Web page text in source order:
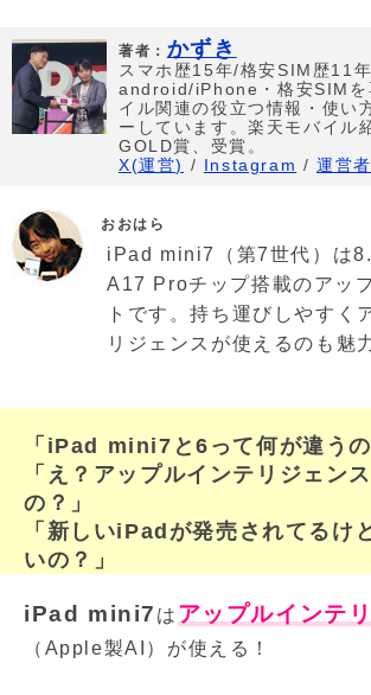
著者： かずき
スマホ歴15年/格安SIM歴11年
android/iPhone・格安SIMを
イル関連の役立つ情報・使い
ーしています。楽天モバイル
GOLD賞、受賞。
X(運営) / Instagram /運営
おおはら
iPad mini7（第7世代）は
A17 Proチップ搭載のアッ
トです。持ち運びしやすく
リジェンスが使えるのも魅
「iPad mini7と6って何が違うの
「え？アップルインテリジェン
の？」
「新しいiPadが発売されてるけ
いの？」
iPad mini7 は アップルインテ
（Apple製AI）が使える！